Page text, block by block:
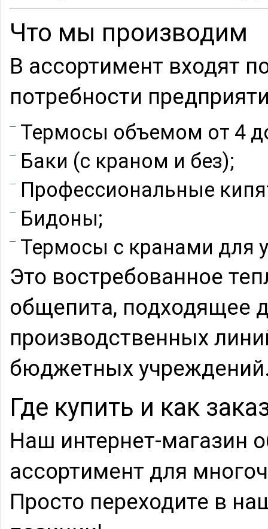
Что мы производим
В ассортимент входят
потребности
Термосы объемом от 4
Баки (с краном и без);
Профессиональные
Бидоны;
Термосы с кранами для
Это востребованное
общепита, подходящее
производственных
бюджетных
Где купить и как
Наш интернет-магазин
ассортимент для
Просто переходите в